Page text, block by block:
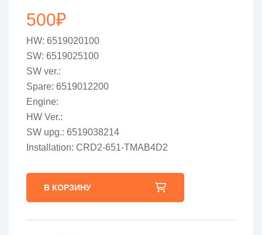
500₽
HW: 6519020100
SW: 6519025100
SW ver.:
Spare: 6519012200
Engine:
HW Ver.:
SW upg.: 6519038214
Installation: CRD2-651-TMAB4D2
В КОРЗИНУ